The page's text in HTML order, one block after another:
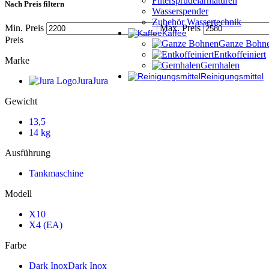
Wasserspender
Zubehör Wassertechnik
Kaffee
Ganze
Entkoffeiniert
Gemhalen
Reinigungsmittel
Nach Preis filtern
Min. Preis Max. Preis
Preis
Marke
JuraJura
Gewicht
13,5
14 kg
Ausführung
Tankmaschine
Modell
X10
X4 (EA)
Farbe
Dark InoxDark Inox